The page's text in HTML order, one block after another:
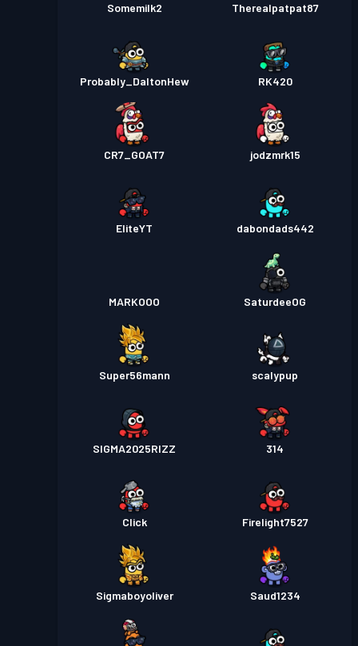
Somemilk2 Therealpatpat87
Probably_DaltonHew RK420
CR7_GOAT7 jodzmrk15
EliteYT dabondads442
MARKOOO SaturdeeOG
Super56mann scalypup
SIGMA2025RIZZ 314
Click Firelight7527
Sigmaboyoliver Saud1234